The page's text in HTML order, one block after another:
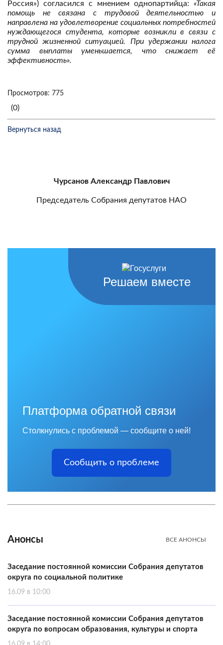
Россия») согласился с мнением однопартийца: «Такая
помощь не связана с трудовой деятельностью и
направлена на удовлетворение социальных потребностей
нуждающегося студента, которые возникли в связи с
трудной жизненной ситуацией. При удержании налога
сумма выплаты уменьшается, что снижает её
эффективность».
Просмотров: 775
(0)
Вернуться назад
Чурсанов Александр Павлович
Председатель Собрания депутатов НАО
Решаем вместе
Платформа обратной связи
Столкнулись с проблемой — сообщите о ней!
Сообщить о проблеме
Анонсы ВСЕ АНОНСЫ
Заседание постоянной комиссии Собрания депутатов
округа по социальной политике
16.09 в 10:00
Заседание постоянной комиссии Собрания депутатов
округа по вопросам образования, культуры и спорта